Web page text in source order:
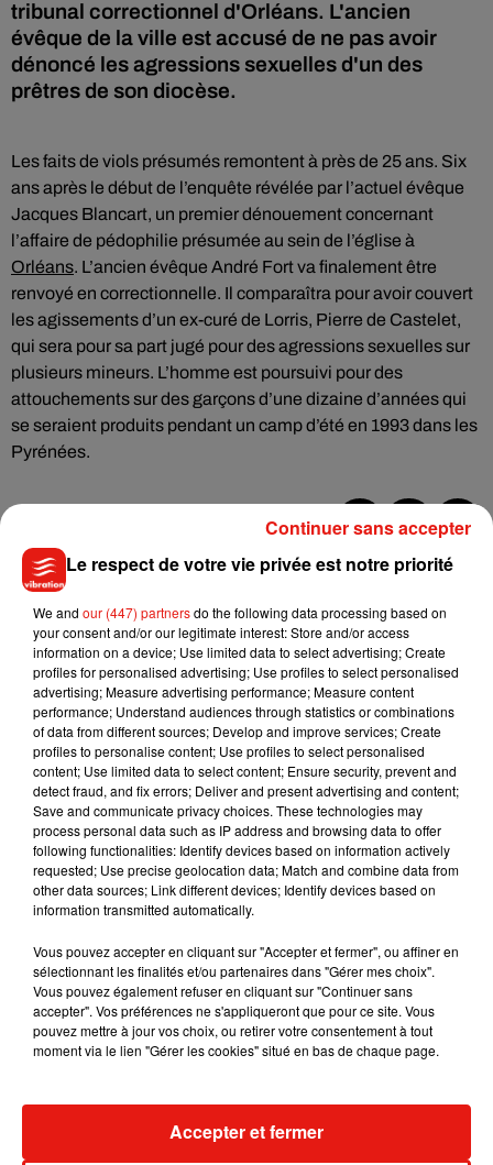
tribunal correctionnel d'Orléans. L'ancien
évêque de la ville est accusé de ne pas avoir
dénoncé les agressions sexuelles d'un des
prêtres de son diocèse.
Les faits de viols présumés remontent à près de 25 ans. Six
ans après le début de l’enquête révélée par l’actuel évêque
Jacques Blancart, un premier dénouement concernant
l’affaire de pédophilie présumée au sein de l’église à
Orléans. L’ancien évêque André Fort va finalement être
renvoyé en correctionnelle. Il comparaîtra pour avoir couvert
les agissements d’un ex-curé de Lorris, Pierre de Castelet,
qui sera pour sa part jugé pour des agressions sexuelles sur
plusieurs mineurs. L’homme est poursuivi pour des
attouchements sur des garçons d’une dizaine d’années qui
se seraient produits pendant un camp d’été en 1993 dans les
Pyrénées.
Musique
7 août 2026
Julien Lieb s’essaye à la vie de chatelain
dans son nouveau clip
7 août 2026
Madonna sort enfin le remix de « Love
Sensation » avec Kylie Minogue
7 août 2026
dansant de l’année
Le respect de votre vie privée est notre priorité
We and our (447) partnersdo the following data processing based on
your consent and/or our legitimate interest: Store and/or access
information on a device; Use limited data to select advertising; Create
profiles for personalised advertising; Use profiles to select personalised
advertising; Measure advertising performance; Measure content
performance; Understand audiences through statistics or combinations
of data from different sources; Develop and improve services; Create
profiles to personalise content; Use profiles to select personalised
content; Use limited data to select content; Ensure security, prevent and
detect fraud, and fix errors; Deliver and present advertising and content;
Save and communicate privacy choices. These technologies may
process personal data such as IP address and browsing data to offer
following functionalities: Identify devices based on information actively
requested; Use precise geolocation data; Match and combine data from
other data sources; Link different devices; Identify devices based on
information transmitted automatically.
Vous pouvez accepter en cliquant sur "Accepter et fermer", ou affiner en
sélectionnant les finalités et/ou partenaires dans "Gérer mes choix".
Vous pouvez également refuser en cliquant sur "Continuer sans
accepter". Vos préférences ne s'appliqueront que pour ce site. Vous
pouvez mettre à jour vos choix, ou retirer votre consentement à tout
moment via le lien "Gérer les cookies" situé en bas de chaque page.
Accepter et fermer
Continuer sans accepter